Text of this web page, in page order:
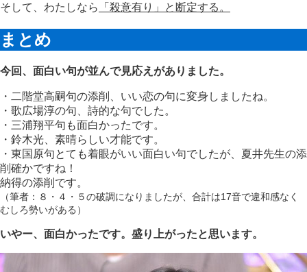
そして、わたしなら
「殺意有り」と断定する。
まとめ
今回、面白い句が並んで見応えがありました。
・二階堂高嗣句の添削、いい恋の句に変身しましたね。
・歌広場淳の句、詩的な句でした。
・三浦翔平句も面白かったです。
・鈴木光、素晴らしい才能です。
・東国原句とても着眼がいい面白い句でしたが、夏井先生の添
削確かですね！
納得の添削です。
（筆者：８・４・５の破調になりましたが、合計は17音で違和感なく
むしろ勢いがある）
いやー、面白かったです。盛り上がったと思います。